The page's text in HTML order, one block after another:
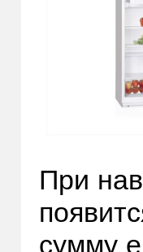
При
сумму